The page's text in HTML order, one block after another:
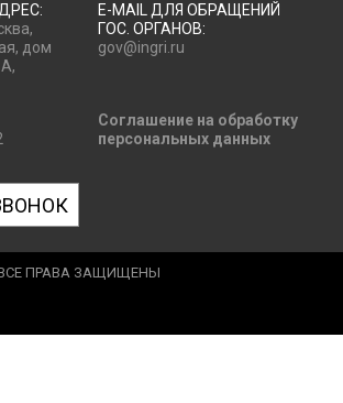
дом
E-MAIL ДЛЯ ОБРАЩЕНИЙ
ГОС. ОРГАНОВ:
gov@ingri.ru
Соглашение на обработку
персональных данных
ВСЕ ПРАВА ЗАЩИЩЕНЫ